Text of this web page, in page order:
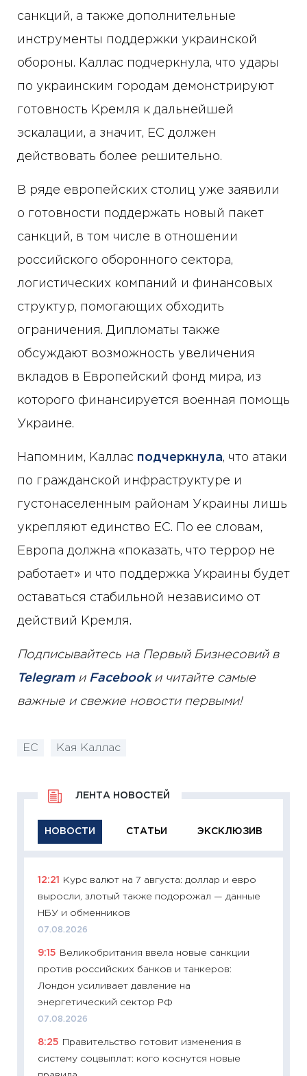
санкций, а также дополнительные
инструменты поддержки украинской
обороны. Каллас подчеркнула, что удары
по украинским городам демонстрируют
готовность Кремля к дальнейшей
эскалации, а значит, ЕС должен
действовать более решительно.
В ряде европейских столиц уже заявили
о готовности поддержать новый пакет
санкций, в том числе в отношении
российского оборонного сектора,
логистических компаний и финансовых
структур, помогающих обходить
ограничения. Дипломаты также
обсуждают возможность увеличения
вкладов в Европейский фонд мира, из
которого финансируется военная помощь
Украине.
Напомним, Каллас подчеркнула, что атаки
по гражданской инфраструктуре и
густонаселенным районам Украины лишь
укрепляют единство ЕС. По ее словам,
Европа должна «показать, что террор не
работает» и что поддержка Украины будет
оставаться стабильной независимо от
действий Кремля.
Подписывайтесь на Первый Бизнесовий в
Telegramи Facebookи читайте самые
важные и свежие новости первыми!
ЕС Кая Каллас
НОВОСТИ СТАТЬИ ЭКСКЛЮЗИВ
ЛЕНТА НОВОСТЕЙ
12:21
Курс валют на 7 августа: доллар и евро
выросли, злотый также подорожал — данные
НБУ и обменников
07.08.2026
9:15
Великобритания ввела новые санкции
против российских банков и танкеров:
Лондон усиливает давление на
энергетический сектор РФ
07.08.2026
8:25
Правительство готовит изменения в
систему соцвыплат: кого коснутся новые